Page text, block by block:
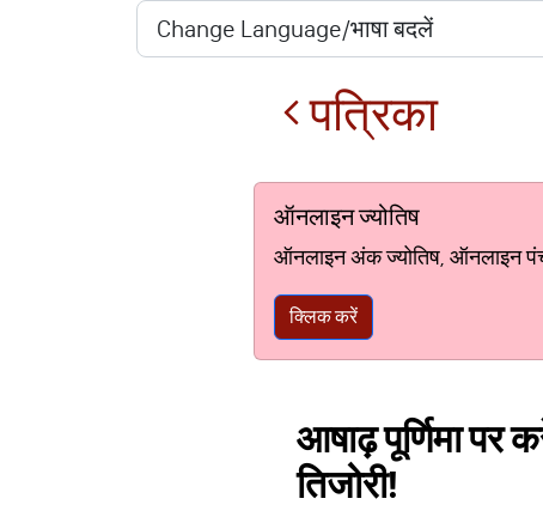
पत्रिका
ऑनलाइन ज्योतिष
ऑनलाइन अंक ज्योतिष, ऑनलाइन
क्लिक करें
आषाढ़ पूर्णिमा पर
तिजोरी!